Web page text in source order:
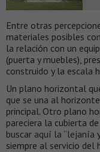
Entre otras
materiales posibles
la relación con un
(puerta y muebles),
construido y la escala
Un plano horizontal
que se una al
principal. Otro plano
pareciera la cubierta
buscar aquí la “lejanía
siempre al servicio del